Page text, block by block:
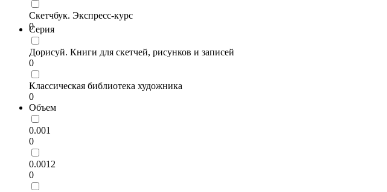
Скетчбук. Экспресс-курс
0
Серия
Дорисуй. Книги для скетчей, рисунков и записей
0
Классическая библиотека художника
0
Объем
0.001
0
0.0012
0